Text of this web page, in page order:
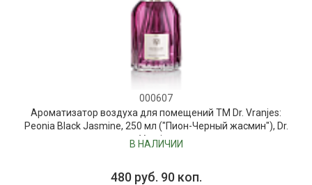
000607
Ароматизатор воздуха для помещений ТМ Dr. Vranjes:
Peonia Black Jasmine, 250 мл ("Пион-Черный жасмин"), Dr.
Vranjes
В НАЛИЧИИ
480 руб. 90 коп.